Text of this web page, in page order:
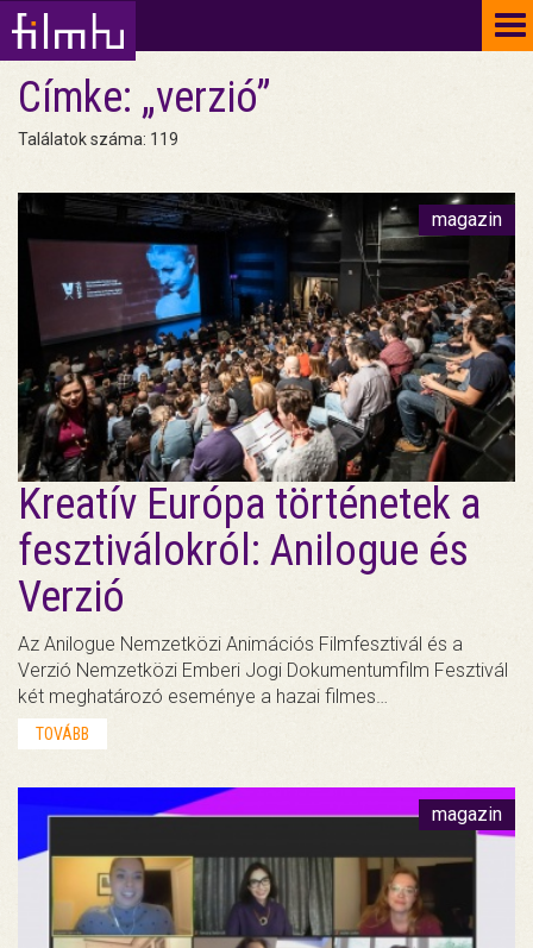
Címke: „verzió”
Találatok száma: 119
magazin
Kreatív Európa történetek a
fesztiválokról: Anilogue és
Verzió
Az Anilogue Nemzetközi Animációs Filmfesztivál és a
Verzió Nemzetközi Emberi Jogi Dokumentumfilm Fesztivál
két meghatározó eseménye a hazai filmes…
TOVÁBB
magazin